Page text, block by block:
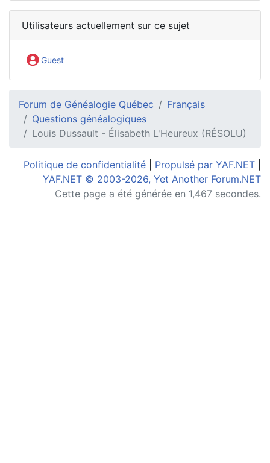
Utilisateurs actuellement sur ce sujet
Guest
Forum de Généalogie Québec
Français
Questions généalogiques
Louis Dussault - Élisabeth L'Heureux (RÉSOLU)
Politique de confidentialité Propulsé par YAF.NET
YAF.NET © 2003-2026, Yet Another Forum.NET
Cette page a été générée en 1,467 secondes.